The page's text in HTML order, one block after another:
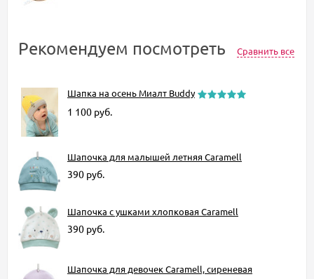
Рекомендуем посмотреть Сравнить все
Шапка на осень Миалт Buddy
1 100 руб.
Шапочка для малышей летняя Caramell
390 руб.
Шапочка с ушками хлопковая Caramell
390 руб.
Шапочка для девочек Caramell, сиреневая